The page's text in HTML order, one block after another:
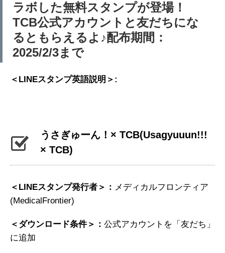
ラボした無料スタンプが登場！
TCB公式アカウントと友だちにな
るともらえるよ♪配布期間：
2025/2/3まで
＜LINEスタンプ英語説明＞:
うさぎゅーん！× TCB(Usagyuuun!!!
× TCB)
＜LINEスタンプ発行者＞： メディカルフロンティア
(MedicalFrontier)
＜ダウンロード条件＞： 公式アカウントを「友だち」
に追加